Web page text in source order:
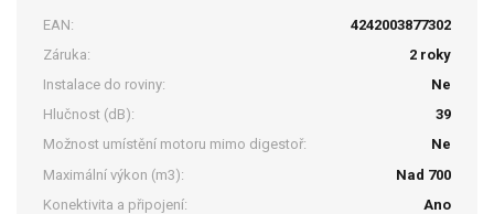
EAN:
4242003877302
Záruka:
2 roky
Instalace do roviny:
Ne
Hlučnost (dB):
39
Možnost umístění motoru mimo digestoř:
Ne
Maximální výkon (m3):
Nad 700
Konektivita a připojení:
Ano